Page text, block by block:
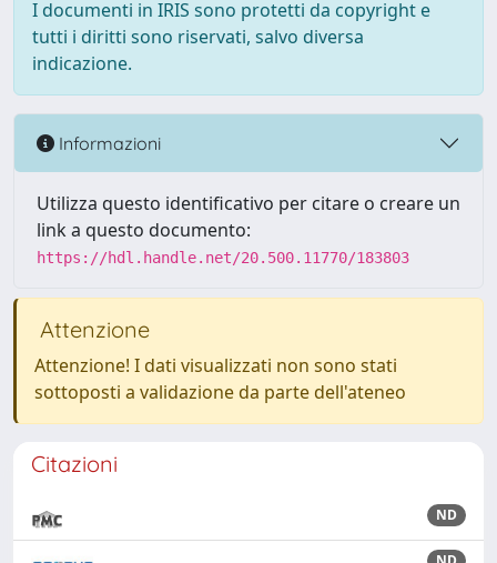
I documenti in IRIS sono protetti da copyright e
tutti i diritti sono riservati, salvo diversa
indicazione.
Informazioni
Utilizza questo identificativo per citare o creare un
link a questo documento:
https://hdl.handle.net/20.500.11770/183803
Attenzione
Attenzione! I dati visualizzati non sono stati
sottoposti a validazione da parte dell'ateneo
Citazioni
ND